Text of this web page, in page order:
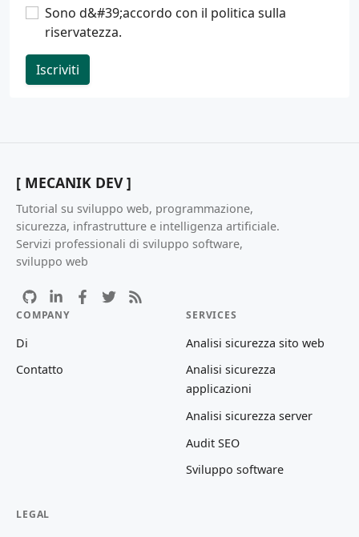
Sono d&#39;accordo con il politica sulla
riservatezza.
Iscriviti
[ MECANIK DEV ]
Tutorial su sviluppo web, programmazione,
sicurezza, infrastrutture e intelligenza artificiale.
Servizi professionali di sviluppo software,
sviluppo web
COMPANY
Di
Contatto
SERVICES
Analisi sicurezza sito web
Analisi sicurezza
applicazioni
Analisi sicurezza server
Audit SEO
Sviluppo software
LEGAL